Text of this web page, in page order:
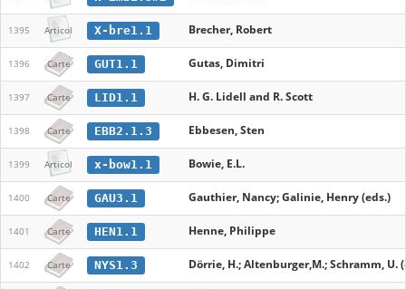
1395 Articol X-bre1.1 Brecher, Robert
1396 Carte GUT1.1 Gutas, Dimitri
1397 Carte LID1.1 H. G. Lidell and R. Scott
1398 Carte EBB2.1.3 Ebbesen, Sten
1399 Articol x-bow1.1 Bowie, E.L.
1400 Carte GAU3.1 Gauthier, Nancy; Galinie, Henry (eds.)
1401 Carte HEN1.1 Henne, Philippe
1402 Carte NYS1.3 Dörrie, H.; Altenburger,M.; Schramm, U.